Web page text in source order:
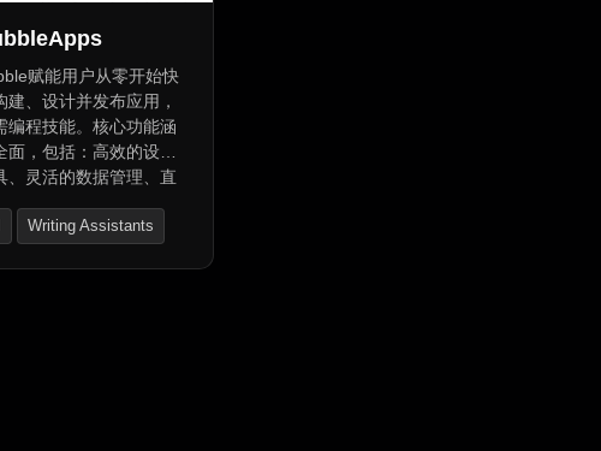
赋能用户从零开始快
建、设计并发布应用，
编程技能。核心功能涵
面，包括：高效的设计
、灵活的数据管理、直
、严格的安全保障、智
Writing Assistants